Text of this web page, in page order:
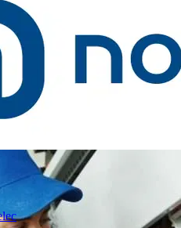
instaladores, este cable se
(desde 0,75 mm2)
de la caja, y múltiples colores
marrón, negro, rojo,